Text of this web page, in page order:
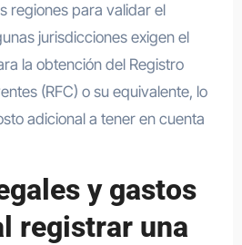
regiones para validar el
jurisdicciones exigen el
la obtención del Registro
(RFC) o su equivalente, lo
adicional a tener en cuenta
y gastos
registrar una